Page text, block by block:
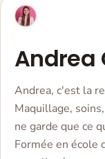
Andrea
Andrea, c'est la
Maquillage,
ne garde que ce
Formée en